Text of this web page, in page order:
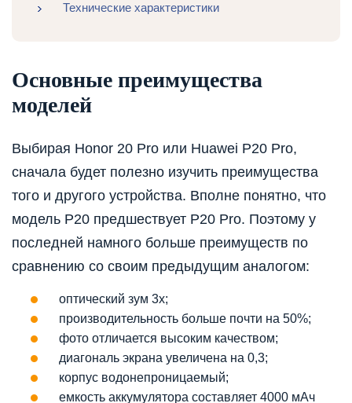
Технические характеристики
Основные преимущества
моделей
Выбирая Honor 20 Pro или Huawei P20 Pro,
сначала будет полезно изучить преимущества
того и другого устройства. Вполне понятно, что
модель P20 предшествует P20 Pro. Поэтому у
последней намного больше преимуществ по
сравнению со своим предыдущим аналогом:
оптический зум 3х;
производительность больше почти на 50%;
фото отличается высоким качеством;
диагональ экрана увеличена на 0,3;
корпус водонепроницаемый;
емкость аккумулятора составляет 4000 мАч